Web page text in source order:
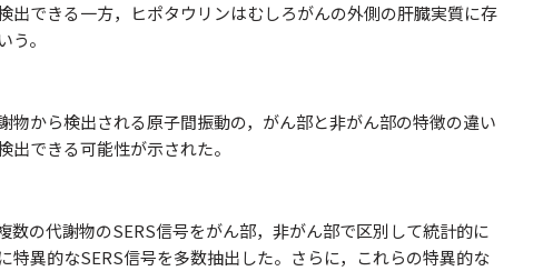
出できる一方，ヒポタウリンはむしろがんの外側の肝臓実質に存
。
物から検出される原子間振動の，がん部と非がん部の特徴の違い
出できる可能性が示された。
数の代謝物のSERS信号をがん部，非がん部で区別して統計的に
特異的なSERS信号を多数抽出した。さらに，これらの特異的な